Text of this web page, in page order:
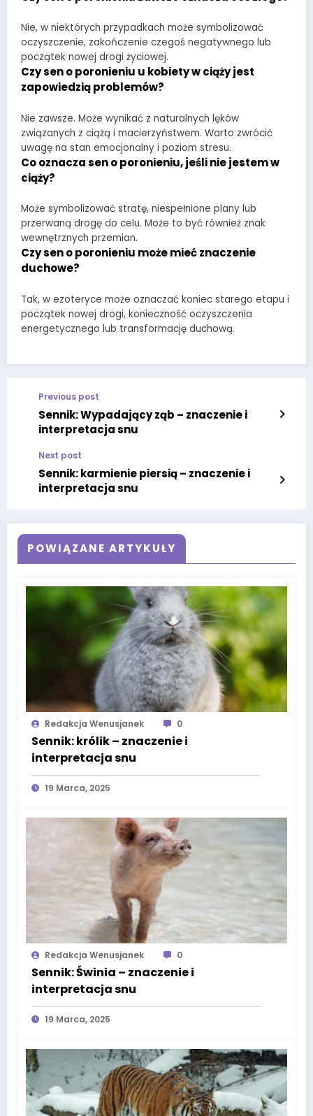
Nie, w niektórych przypadkach może symbolizować
oczyszczenie, zakończenie czegoś negatywnego lub
początek nowej drogi życiowej.
Czy sen o poronieniu u kobiety w ciąży jest
zapowiedzią problemów?
Nie zawsze. Może wynikać z naturalnych lęków
związanych z ciążą i macierzyństwem. Warto zwrócić
uwagę na stan emocjonalny i poziom stresu.
Co oznacza sen o poronieniu, jeśli nie jestem w
ciąży?
Może symbolizować stratę, niespełnione plany lub
przerwaną drogę do celu. Może to być również znak
wewnętrznych przemian.
Czy sen o poronieniu może mieć znaczenie
duchowe?
Tak, w ezoteryce może oznaczać koniec starego etapu i
początek nowej drogi, konieczność oczyszczenia
energetycznego lub transformację duchową.
Previous post
Sennik: Wypadający ząb – znaczenie i
interpretacja snu
Next post
Sennik: karmienie piersią – znaczenie i
interpretacja snu
POWIĄZANE ARTYKUŁY
Redakcja Wenusjanek 0
Sennik: królik – znaczenie i
interpretacja snu
19 Marca, 2025
Redakcja Wenusjanek 0
Sennik: Świnia – znaczenie i
interpretacja snu
19 Marca, 2025